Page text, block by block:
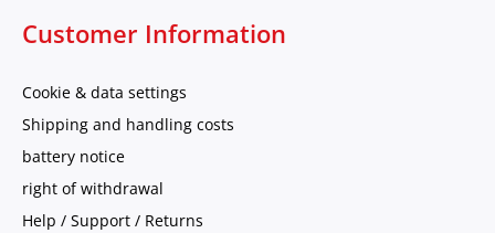
Customer Information
Cookie & data settings
Shipping and handling costs
battery notice
right of withdrawal
Help / Support / Returns